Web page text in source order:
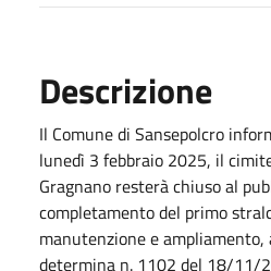
Descrizione
Il Comune di Sansepolcro
lunedì 3 febbraio 2025, il
Gragnano resterà chiuso al
completamento del primo
manutenzione e
determina n. 1102 del 18/11/